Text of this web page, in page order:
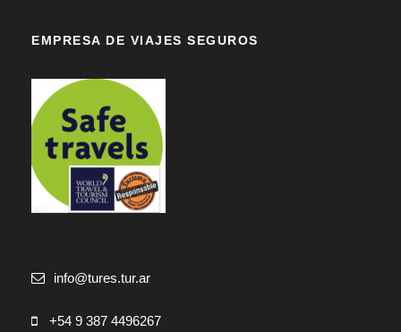
EMPRESA DE VIAJES SEGUROS
info@tures.tur.ar
+54 9 387 4496267